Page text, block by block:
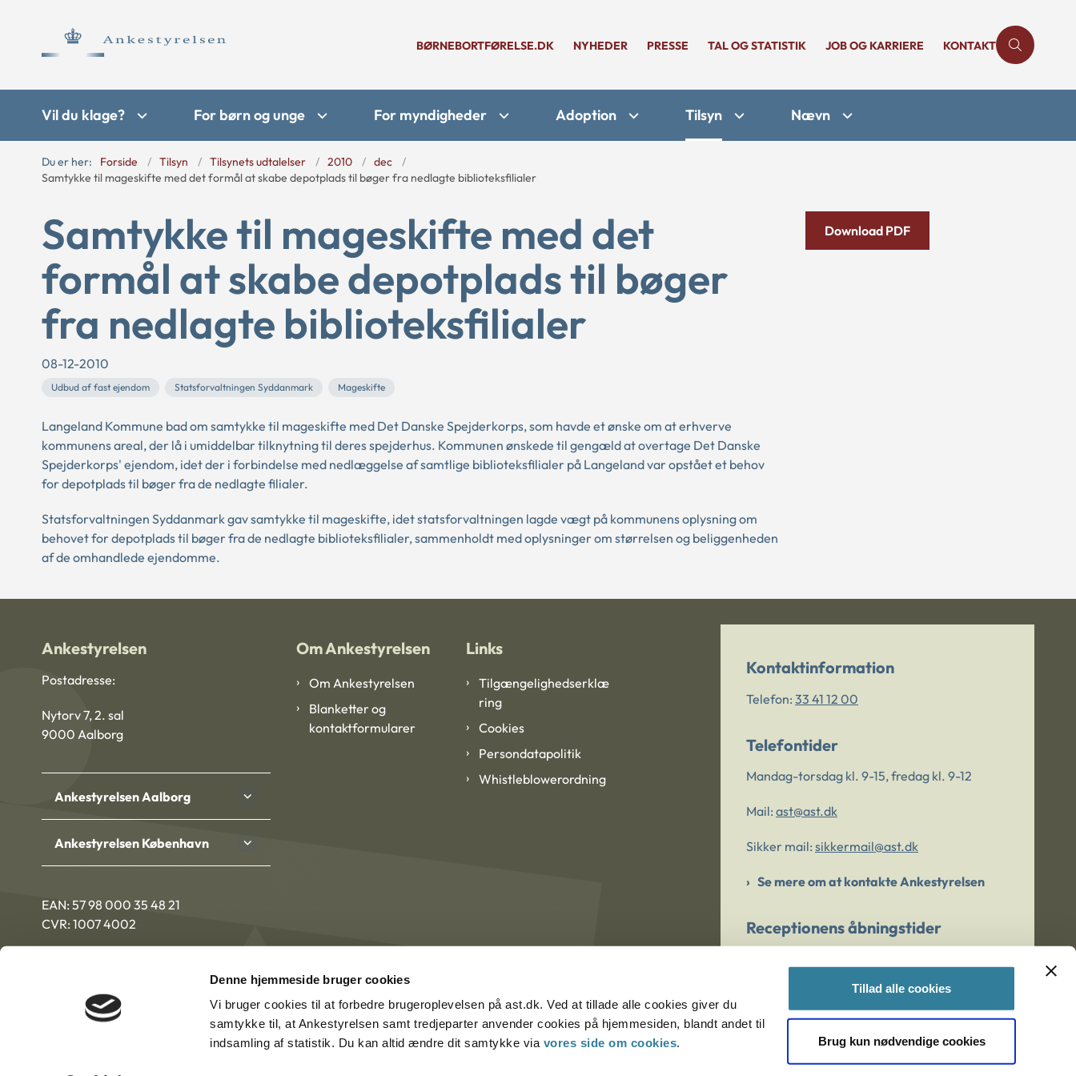
Denne hjemmeside bruger cookies
Vi bruger cookies til at forbedre brugeroplevelsen på ast.dk. Ved at tillade alle cookies giver du
samtykke til, at Ankestyrelsen samt tredjeparter anvender cookies på hjemmesiden, blandt andet til
indsamling af statistik. Du kan altid ændre dit samtykke via vores side om cookies.
Tillad alle cookies
Brug kun nødvendige cookies
BØRNEBORTFØRELSE.DK NYHEDER PRESSE TAL OG STATISTIK JOB OG KARRIERE KONTAKT
Vil du klage? For børn og unge For myndigheder Adoption Tilsyn Nævn
Du er her: Forside Tilsyn Tilsynets udtalelser 2010
dec
Samtykke til mageskifte med det formål at skabe depotplads til bøger fra nedlagte biblioteksfilialer
Samtykke til mageskifte med det
formål at skabe depotplads til bøger
fra nedlagte biblioteksfilialer
08-12-2010
Udbud af fast ejendom Statsforvaltningen Syddanmark Mageskifte
Langeland Kommune bad om samtykke til mageskifte med Det Danske Spejderkorps, som havde et ønske om at erhverve
kommunens areal, der lå i umiddelbar tilknytning til deres spejderhus. Kommunen ønskede til gengæld at overtage Det Danske
Spejderkorps' ejendom, idet der i forbindelse med nedlæggelse af samtlige biblioteksfilialer på Langeland var opstået et behov
for depotplads til bøger fra de nedlagte filialer.
Statsforvaltningen Syddanmark gav samtykke til mageskifte, idet statsforvaltningen lagde vægt på kommunens oplysning om
behovet for depotplads til bøger fra de nedlagte biblioteksfilialer, sammenholdt med oplysninger om størrelsen og beliggenheden
af de omhandlede ejendomme.
Download PDF
Ankestyrelsen
Postadresse:
Nytorv 7, 2. sal
9000 Aalborg
Ankestyrelsen Aalborg
Ankestyrelsen København
EAN: 57 98 000 35 48 21
CVR: 1007 4002
Om Ankestyrelsen
Om Ankestyrelsen
Blanketter og
kontaktformularer
Links
Tilgængelighedserklæ
ring
Cookies
Persondatapolitik
Whistleblowerordning
Kontaktinformation
Telefon: 33 41 12 00
Telefontider
Mandag-torsdag kl. 9-15, fredag kl. 9-12
Mail: ast@ast.dk
Sikker mail: sikkermail@ast.dk
Se mere om at kontakte Ankestyrelsen
Receptionens åbningstider
Er du bekymret for et barn/en ung?